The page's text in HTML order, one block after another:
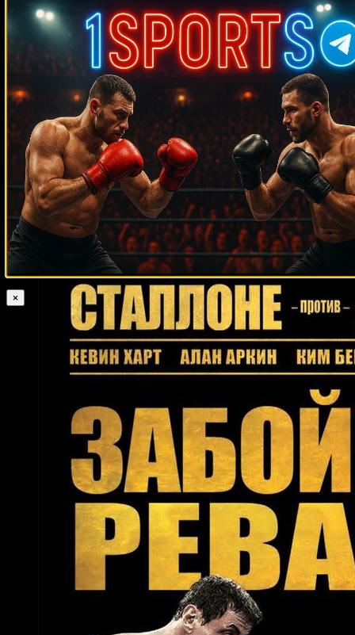
Случайные боксеры
Билли Замбран Орлин Норрис Умар Саламов Луис Рамирес Тервел
Пулев
Даниэль Урбаньский Энтони Уиллис Кит Турман
Бастер
Майк Эйси Марвис Фрейзер Феликс Диас Мартин Баколе
Кевин Дейгл
Феликс Сент-Китс
Рафаэль Зумбано Лове
Рикардо Васкес Йорденис Угас Джим Хаффман Люк Килер Жак
Леблан Пол Торн Седрик Мингози
Александр
Поветкин Джон Авила Лолито Лароа Дэвид Старри
Рики Томас Тимо Хоффманн Кен Лакуста Саймон Браун Сантос
Кардона Нейт Таббс Исраэль Адесанья
Фабио-Эдуардо Моли
Франциско Мирелес Рики Рэндэл Пэдди Пимблетт Теймураз
Кекелидзе Томми Фарр Кали Миен Рафаэл Зумбану Джеймс
Джесси Лейха Пунахили Сориано
×